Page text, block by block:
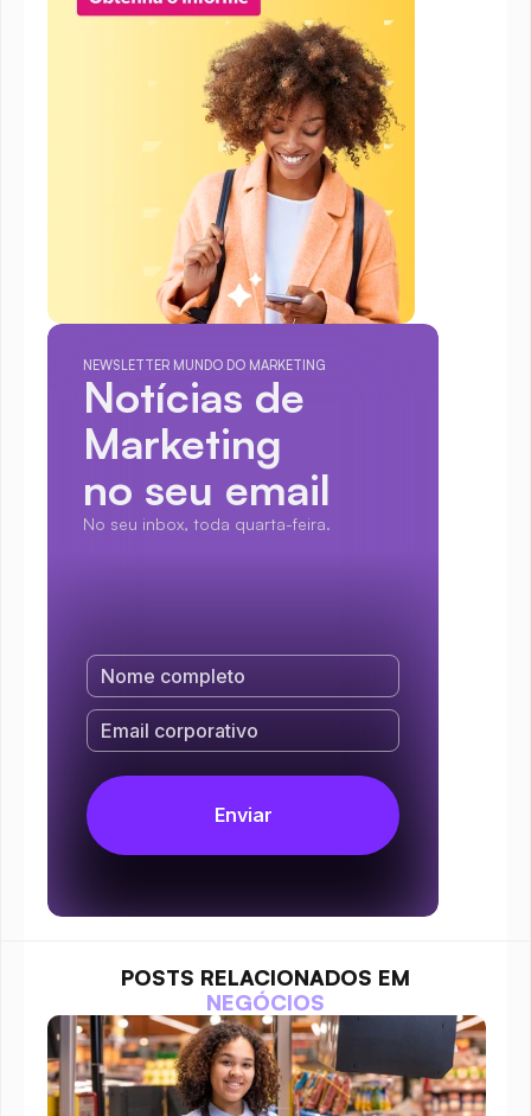
NEWSLETTER MUNDO DO MARKETING
Notícias de
Marketing
no seu email
No seu inbox, toda quarta-feira.
POSTS RELACIONADOS EM
NEGÓCIOS